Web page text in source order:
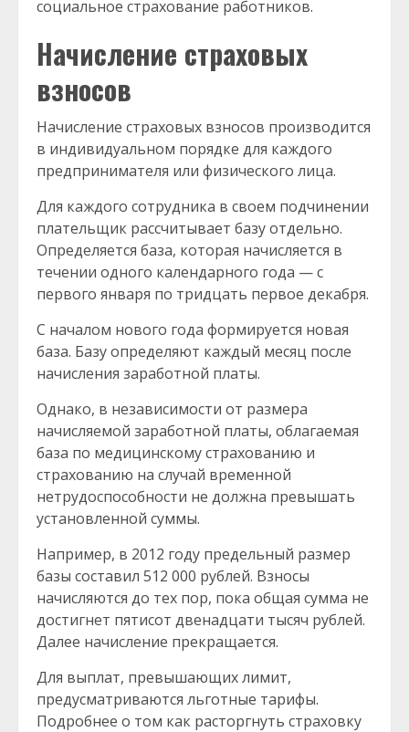
социальное страхование работников.
Начисление страховых
взносов
Начисление страховых взносов производится
в индивидуальном порядке для каждого
предпринимателя или физического лица.
Для каждого сотрудника в своем подчинении
плательщик рассчитывает базу отдельно.
Определяется база, которая начисляется в
течении одного календарного года — с
первого января по тридцать первое декабря.
С началом нового года формируется новая
база. Базу определяют каждый месяц после
начисления заработной платы.
Однако, в независимости от размера
начисляемой заработной платы, облагаемая
база по медицинскому страхованию и
страхованию на случай временной
нетрудоспособности не должна превышать
установленной суммы.
Например, в 2012 году предельный размер
базы составил 512 000 рублей. Взносы
начисляются до тех пор, пока общая сумма не
достигнет пятисот двенадцати тысяч рублей.
Далее начисление прекращается.
Для выплат, превышающих лимит,
предусматриваются льготные тарифы.
Подробнее о том как расторгнуть страховку